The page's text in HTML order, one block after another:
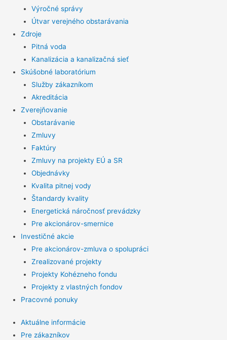
Výročné správy
Útvar verejného obstarávania
Zdroje
Pitná voda
Kanalizácia a kanalizačná sieť
Skúšobné laboratórium
Služby zákazníkom
Akreditácia
Zverejňovanie
Obstarávanie
Zmluvy
Faktúry
Zmluvy na projekty EÚ a SR
Objednávky
Kvalita pitnej vody
Štandardy kvality
Energetická náročnosť prevádzky
Pre akcionárov-smernice
Investičné akcie
Pre akcionárov-zmluva o spolupráci
Zrealizované projekty
Projekty Kohézneho fondu
Projekty z vlastných fondov
Pracovné ponuky
Aktuálne informácie
Pre zákazníkov